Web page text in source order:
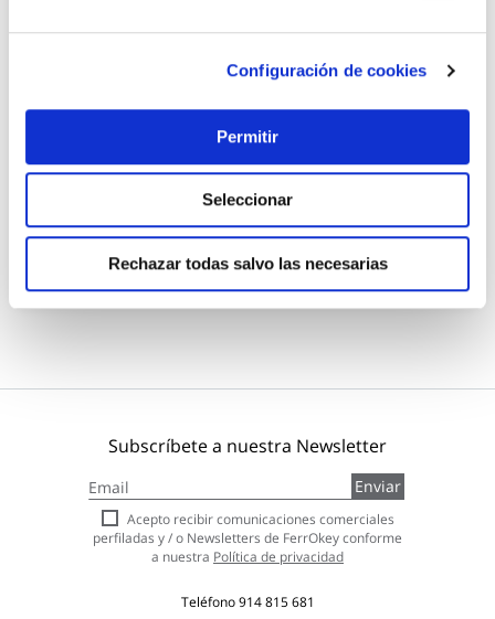
Configuración de cookies
Permitir
Seleccionar
Rechazar todas salvo las necesarias
La ideal
11,51 €
Añadir al carrito
Subscríbete a nuestra Newsletter
a
nuestro
boletín
de
Enviar
Acepto recibir comunicaciones comerciales
perfiladas y / o Newsletters de FerrOkey conforme
a nuestra Política de privacidad
Teléfono914 815 681